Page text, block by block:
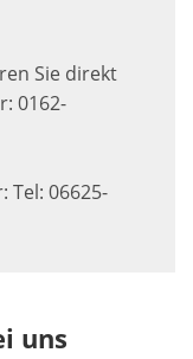
Sie direkt
0162-
Tel: 06625-
uns